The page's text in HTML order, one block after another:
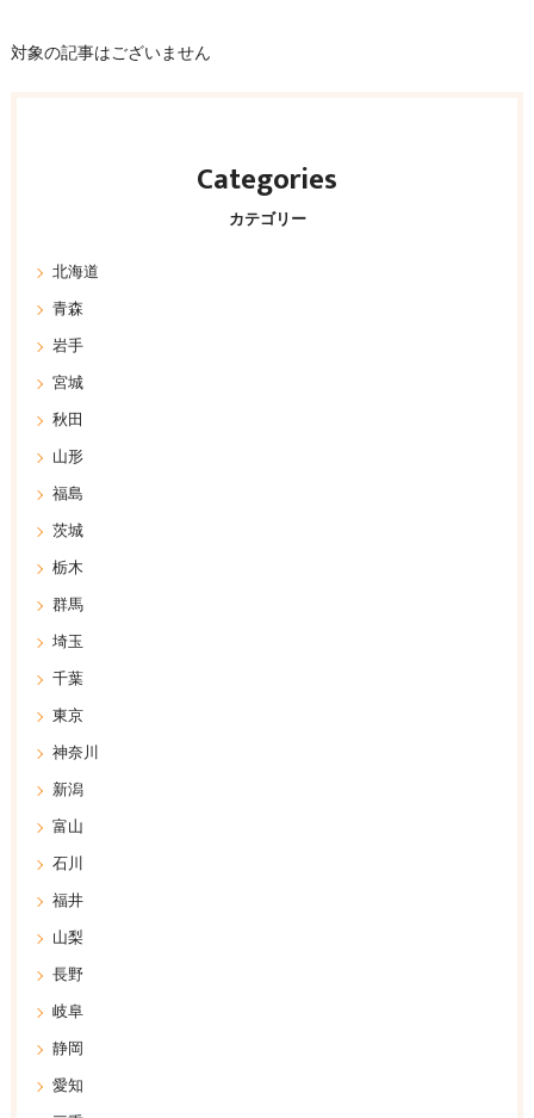
対象の記事はございません
カテゴリー
Categories
北海道
青森
岩手
宮城
秋田
山形
福島
茨城
栃木
群馬
埼玉
千葉
東京
神奈川
新潟
富山
石川
福井
山梨
長野
岐阜
静岡
愛知